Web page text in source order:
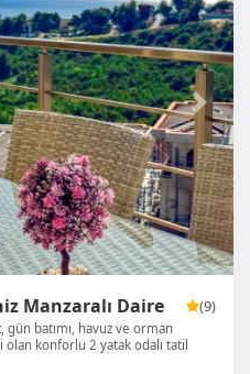
Manzaralı Daire (9)
gün batımı, havuz ve orman
olan konforlu 2 yatak odalı tatil